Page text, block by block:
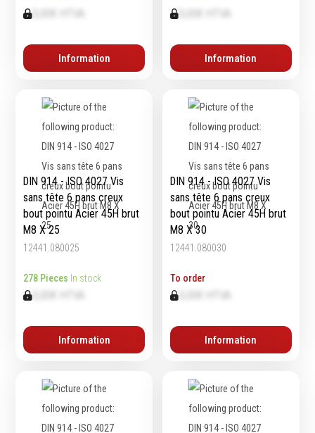
température
Outillage de
Forets
Alésoirs
Burins
Scies cloches & fraises
trépans
Fraises à queue
cylindrique
Fraises à carotter
Fraises à alésage
Filetage
Tournage et plaquettes
Douilles
Abrasifs
Ponçage
Polissage
Nettoyage
Meulage
Outillage diamanté
Brosses métalliques
0,00€ HTVA
Information Information
DIN 914 - ISO 4027 Vis
sans tête 6 pans creux
bout pointu Acier 45H brut
M8 X 25
12441.080025
278 Pieces In stock
0,00€ HTVA
Information
DIN 914 - ISO 4027 Vis
sans tête 6 pans creux
bout pointu Acier 45H brut
M8 X 30
12441.080030
To order
Information